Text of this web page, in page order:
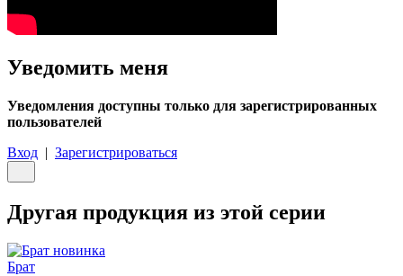
Уведомить меня
Уведомления доступны только для зарегистрированных
пользователей
Вход | Зарегистрироваться
Другая продукция из этой серии
новинка
Брат